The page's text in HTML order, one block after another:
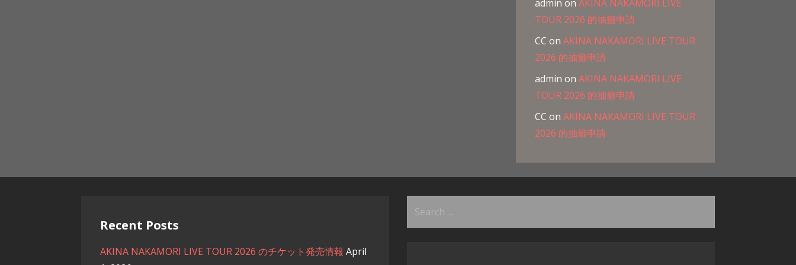
admin on AKINA NAKAMORI LIVE
TOUR 2026 的抽籤申請
CC on AKINA NAKAMORI LIVE TOUR
2026 的抽籤申請
admin on AKINA NAKAMORI LIVE
TOUR 2026 的抽籤申請
CC on AKINA NAKAMORI LIVE TOUR
2026 的抽籤申請
Recent Posts
AKINA NAKAMORI LIVE TOUR 2026 のチケット発売情報 April